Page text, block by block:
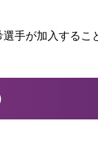
手が加入するこ